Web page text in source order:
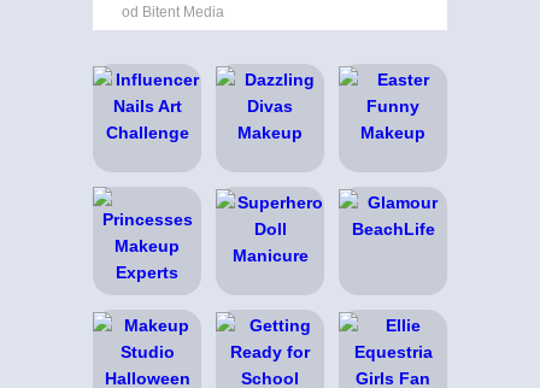
od Bitent Media